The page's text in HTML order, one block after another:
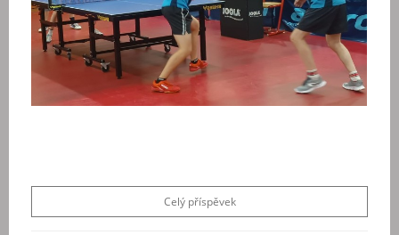
Celý příspěvek